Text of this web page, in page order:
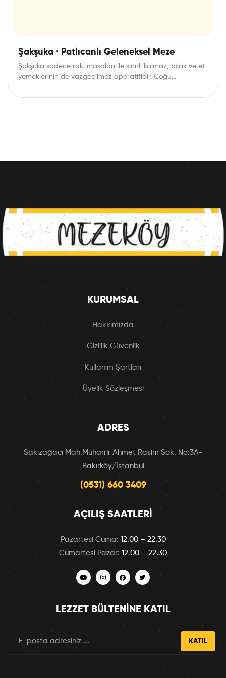
Şakşuka · Patlıcanlı Geleneksel Meze
Şakşuka sadece rakı masaları ile sınırlı kalmaz, balık ve et
yemeklerinin de vazgeçilmez aperatifidir. Çoğu…
KURUMSAL
Hakkımızda
Gizlilik Güvenlik
Kullanım Şartları
Üyelik Sözleşmesi
ADRES
Sakızağacı Mah.Muharrir Ahmet Rasim Sok. No:3A-
Bakırköy/İstanbul
(0531) 660 3409
AÇILIŞ SAATLERI
Pazartesi Cuma: 12.00 – 22.30
Cumartesi Pazar: 12.00 – 22.30
LEZZET BÜLTENINE KATIL
KATIL